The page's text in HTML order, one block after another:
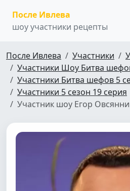
После Ивлева
шоу участники рецепты
После Ивлева Участники
Участники Шоу Битва
Участники Битва шефов 5
Участники 5 сезон 19 серия
Участник шоу Егор